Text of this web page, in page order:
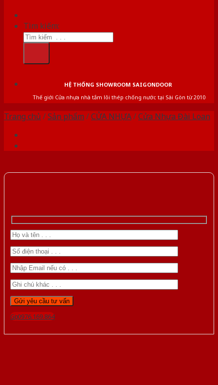
Tìm kiếm:
HỆ THỐNG SHOWROOM SAIGONDOOR
Thế giới Cửa nhựa nhà tắm lõi thép chống nước tại Sài Gòn từ 2010
Trang chủ /Sản phẩm /CỬA NHỰA/Cửa Nhựa Đài Loan
Gọi 0976.169.864